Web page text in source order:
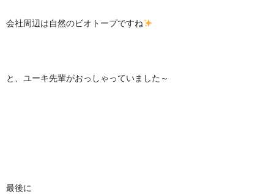
会社周辺は自然のビオトープですね
と、ユーキ先輩がおっしゃっていました～
最後に